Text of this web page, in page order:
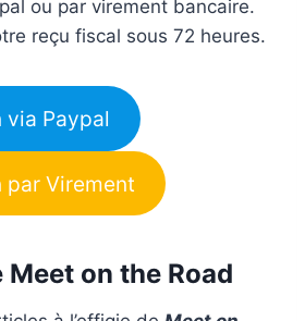
ou par virement bancaire.
reçu fiscal sous 72 heures.
via Paypal
par Virement
on the Road